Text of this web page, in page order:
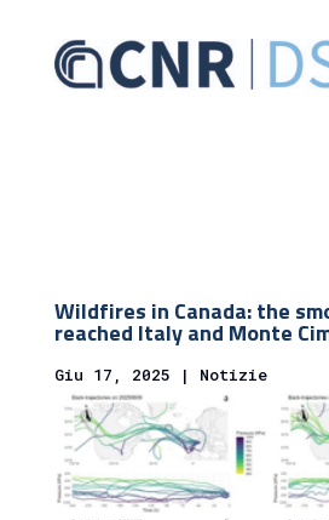
Wildfires in Canada: the
reached Italy and Monte
Giu 17, 2025 | Notizie